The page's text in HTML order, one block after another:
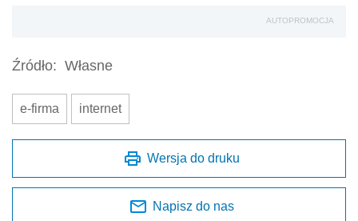
AUTOPROMOCJA
Źródło: Własne
e-firma internet
Wersja do druku
Napisz do nas